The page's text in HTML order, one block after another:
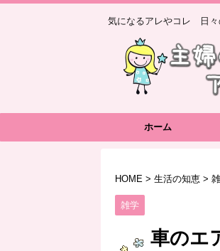
気になるアレやコレ 日々
ホーム
HOME > 生活の知恵 >
雑学
車のエ